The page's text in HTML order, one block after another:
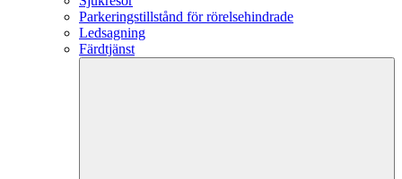
Parkeringstillstånd för rörelsehindrade
Ledsagning
Färdtjänst